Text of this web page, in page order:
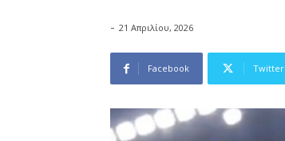
- 21 Απριλίου, 2026
Facebook Twitter